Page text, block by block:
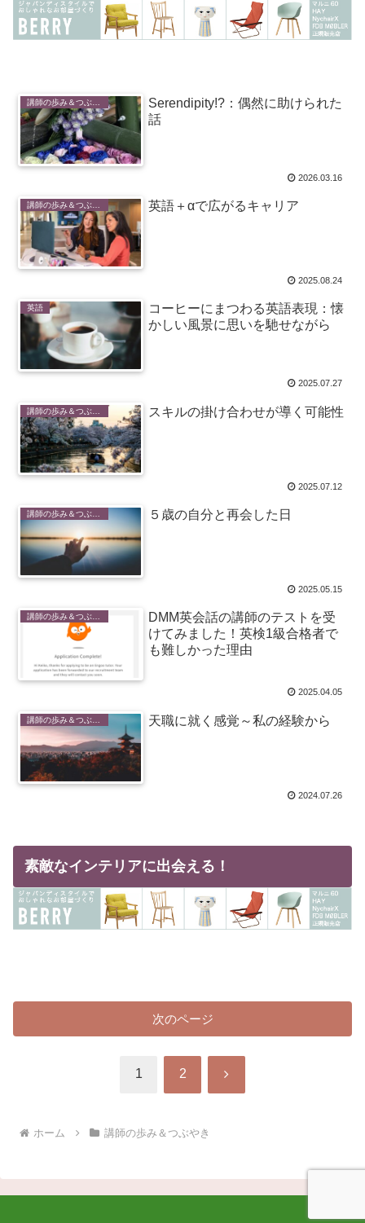
Serendipity!?：偶然に助けられた
話
2026.03.16
英語＋αで広がるキャリア
2025.08.24
英語
コーヒーにまつわる英語表現：懐
かしい風景に思いを馳せながら
2025.07.27
スキルの掛け合わせが導く可能性
2025.07.12
５歳の自分と再会した日
2025.05.15
講師の歩み＆つぶやき
DMM英会話の講師のテストを受
けてみました！英検1級合格者で
も難しかった理由
2025.04.05
天職に就く感覚～私の経験から
2024.07.26
素敵なインテリアに出会える！
次のページ
1 2 次
ホーム 講師の歩み＆つぶやき